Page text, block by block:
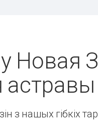
Новая
астравы
нашых гібкіх